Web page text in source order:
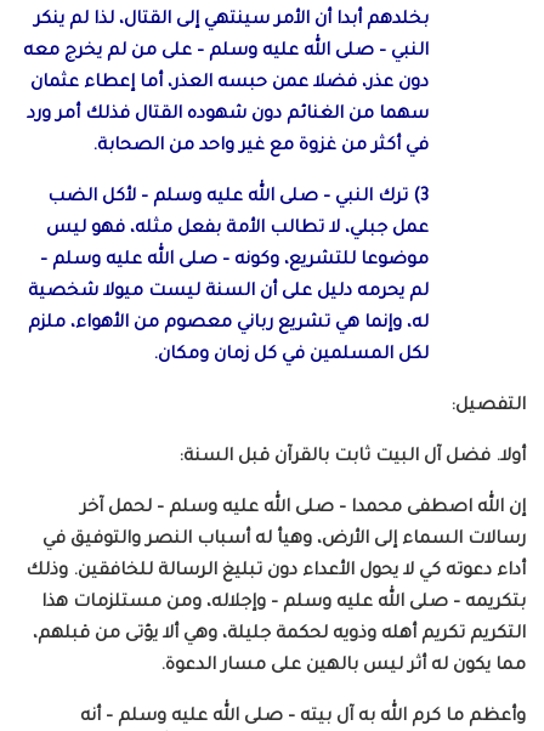
بخلدهم أبدا أن الأمر سينتهي إلى القتال، لذا لم ينكر
النبي – صلى الله عليه وسلم – على من لم يخرج معه
دون عذر، فضلا عمن حبسه العذر، أما إعطاء عثمان
سهما من الغنائم دون شهوده القتال فذلك أمر ورد
في أكثر من غزوة مع غير واحد من الصحابة.
3) ترك النبي – صلى الله عليه وسلم – لأكل الضب
عمل جبلي، لا تطالب الأمة بفعل مثله، فهو ليس
موضوعا للتشريع، وكونه – صلى الله عليه وسلم –
لم يحرمه دليل على أن السنة ليست ميولا شخصية
له، وإنما هي تشريع رباني معصوم من الأهواء، ملزم
لكل المسلمين في كل زمان ومكان.
التفصيل:
أولا. فضل آل البيت ثابت بالقرآن قبل السنة:
إن الله اصطفى محمدا – صلى الله عليه وسلم – لحمل آخر
رسالات السماء إلى الأرض، وهيأ له أسباب النصر والتوفيق في
أداء دعوته كي لا يحول الأعداء دون تبليغ الرسالة للخافقين. وذلك
بتكريمه – صلى الله عليه وسلم – وإجلاله، ومن مستلزمات هذا
التكريم تكريم أهله وذويه لحكمة جليلة، وهي ألا يؤتى من قبلهم،
مما يكون له أثر ليس بالهين على مسار الدعوة.
وأعظم ما كرم الله به آل بيته – صلى الله عليه وسلم – أنه